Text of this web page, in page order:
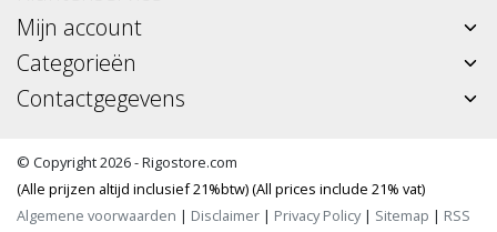
Mijn account
Categorieën
Contactgegevens
© Copyright 2026 - Rigostore.com
(Alle prijzen altijd inclusief 21%btw) (All prices include 21% vat)
Algemene voorwaarden | Disclaimer | Privacy Policy| Sitemap | RSS